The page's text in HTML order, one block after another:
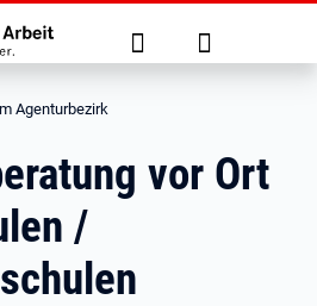
Suche Anmelden
Agenturbezirk
vor Ort
/